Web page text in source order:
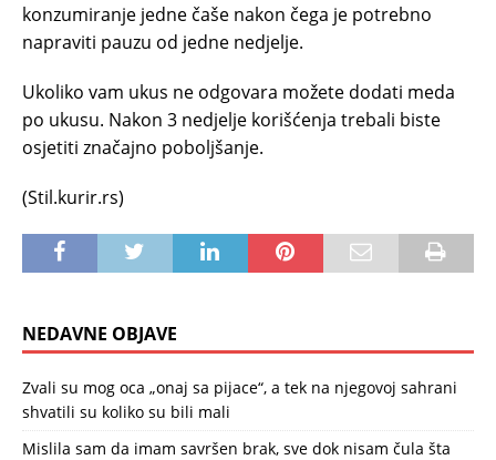
konzumiranje jedne čaše nakon čega je potrebno
napraviti pauzu od jedne nedjelje.
Ukoliko vam ukus ne odgovara možete dodati meda
po ukusu. Nakon 3 nedjelje korišćenja trebali biste
osjetiti značajno poboljšanje.
(Stil.kurir.rs)
NEDAVNE OBJAVE
Zvali su mog oca „onaj sa pijace“, a tek na njegovoj sahrani
shvatili su koliko su bili mali
Mislila sam da imam savršen brak, sve dok nisam čula šta